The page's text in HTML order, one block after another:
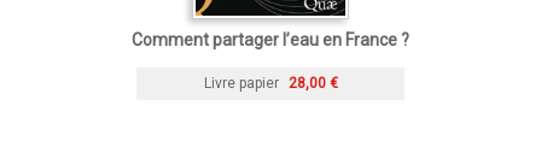
Comment partager l’eau en France ?
Livre papier 28,00 €